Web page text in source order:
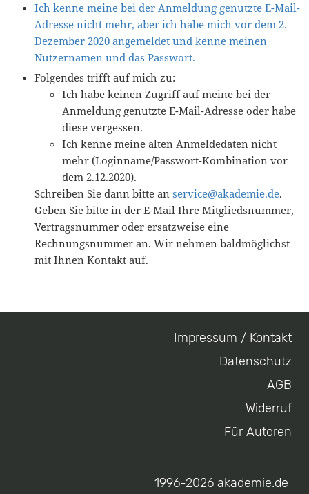
Ich kenne meine bei der Anmeldung genutzte E-Mail-
Adresse nicht mehr, aber ich habe mich vor dem 2.
Dezember 2020 angemeldet und kenne meinen
Nutzernamen und das Passwort.
Folgendes trifft auf mich zu:
Ich habe keinen Zugriff auf meine bei der
Anmeldung genutzte E-Mail-Adresse oder habe
diese vergessen.
Ich kenne meine alten Anmeldedaten nicht
mehr (Loginname/Passwort-Kombination vor
dem 2.12.2020).
Schreiben Sie dann bitte an service@akademie.de.
Geben Sie bitte in der E-Mail Ihre Mitgliedsnummer,
Vertragsnummer oder ersatzweise eine
Rechnungsnummer an. Wir nehmen baldmöglichst
mit Ihnen Kontakt auf.
Impressum / Kontakt
Datenschutz
AGB
Widerruf
Für Autoren
1996-2026 akademie.de